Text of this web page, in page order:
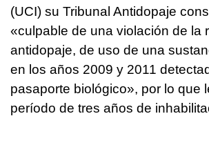
(UCI) su Tribunal Antidopaje
«culpable de una violación de la
antidopaje, de uso de una
en los años 2009 y 2011
pasaporte biológico», por lo que
período de tres años de